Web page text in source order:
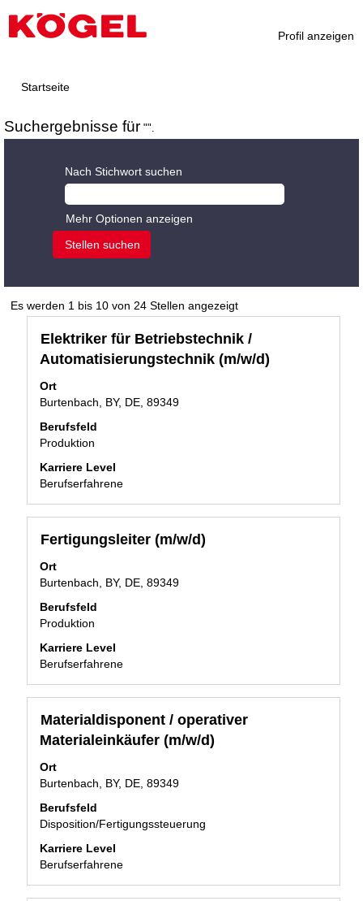
Profil anzeigen
Startseite
Suchergebnisse für "".
Nach Stichwort suchen
Mehr Optionen anzeigen
Es werden 1 bis 10 von 24 Stellen angezeigtSuchergebnisse
für
"".
Es
werden
Sie
eine
aus,
Stellenbezeichnung
Elektriker für Betriebstechnik /
Automatisierungstechnik (m/w/d)
Ort
Burtenbach, BY, DE, 89349
Berufsfeld
Produktion
Karriere Level
Berufserfahrene
Drücken
Sie
Leertaste,
um
Stelleninformationen
vollständig
anzuzeigen.
Stellenbezeichnung
Fertigungsleiter (m/w/d)
Ort
Burtenbach, BY, DE, 89349
Berufsfeld
Produktion
Karriere Level
Berufserfahrene
Drücken
die
Leertaste,
um
die
vollständig
anzuzeigen.
Stellenbezeichnung
Materialdisponent / operativer
Materialeinkäufer (m/w/d)
Ort
Burtenbach, BY, DE, 89349
Berufsfeld
Disposition/Fertigungssteuerung
Karriere Level
Berufserfahrene
Drücken
Sie
Leertaste,
um
Stelleninformationen
vollständig
anzuzeigen.